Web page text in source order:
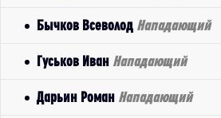
Бычков Всеволод Нападающий
Гуськов Иван Нападающий
Дарьин Роман Нападающий